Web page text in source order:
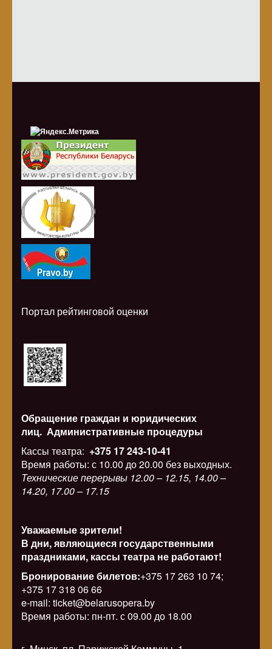
i
Портал рейтинговой оценки
Обращение граждан и юридических
лиц. Административные процедуры
Кассы театра: +375 17 243-10-41
Время работы: с 10.00 до 20.00 без выходных.
Технические перерывы 12.00 – 12.15, 14.00 –
14.20, 17.00 – 17.15
Уважаемые зрители!
В дни, являющиеся государственными
праздниками, кассы театра не работают!
Бронирование билетов:+375 17 263 10 74;
+375 17 318 06 66
e-mail: ticket@belarusopera.by
Время работы: пн-пт. с 09.00 до 18.00